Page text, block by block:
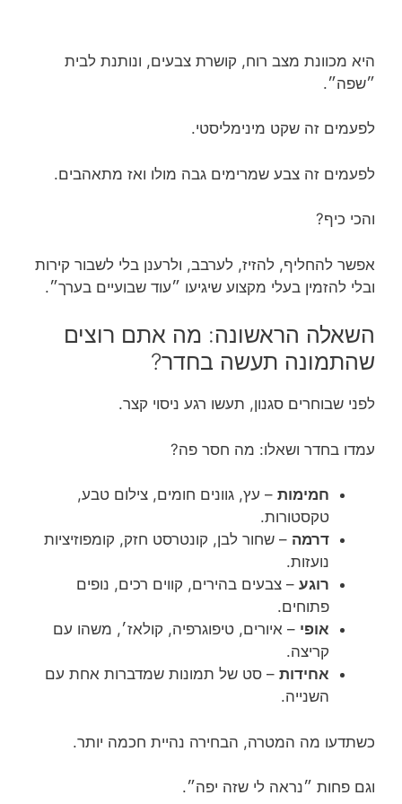
היא מכוונת מצב רוח, קושרת צבעים, ונותנת לבית
״שפה״.
לפעמים זה שקט מינימליסטי.
לפעמים זה צבע שמרימים גבה מולו ואז מתאהבים.
והכי כיף?
אפשר להחליף, להזיז, לערבב, ולרענן בלי לשבור קירות
ובלי להזמין בעלי מקצוע שיגיעו ״עוד שבועיים בערך״.
השאלה הראשונה: מה אתם רוצים
שהתמונה תעשה בחדר?
לפני שבוחרים סגנון, תעשו רגע ניסוי קצר.
עמדו בחדר ושאלו: מה חסר פה?
חמימות – עץ, גוונים חומים, צילום טבע,
טקסטורות.
דרמה – שחור לבן, קונטרסט חזק, קומפוזיציות
נועזות.
רוגע – צבעים בהירים, קווים רכים, נופים
פתוחים.
אופי – איורים, טיפוגרפיה, קולאז׳, משהו עם
קריצה.
אחידות – סט של תמונות שמדברות אחת עם
השנייה.
כשתדעו מה המטרה, הבחירה נהיית חכמה יותר.
וגם פחות ״נראה לי שזה יפה״.